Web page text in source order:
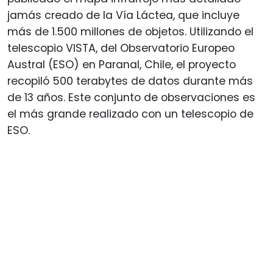
jamás creado de la Vía Láctea, que incluye
más de 1.500 millones de objetos. Utilizando el
telescopio VISTA, del Observatorio Europeo
Austral (ESO) en Paranal, Chile, el proyecto
recopiló 500 terabytes de datos durante más
de 13 años. Este conjunto de observaciones es
el más grande realizado con un telescopio de
ESO.